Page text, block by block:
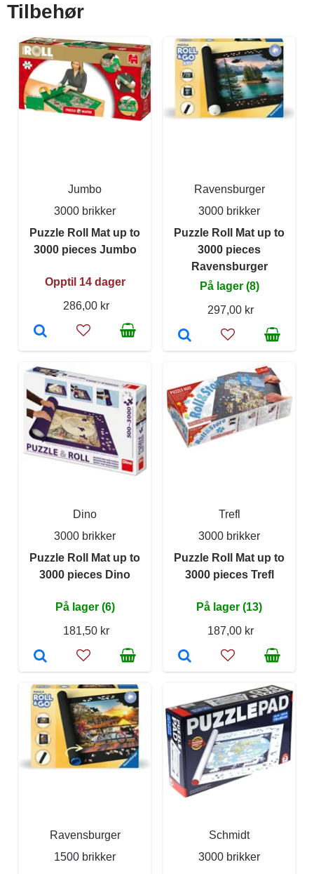
Tilbehør
Jumbo
3000 brikker
Puzzle Roll Mat up to
3000 pieces Jumbo
Opptil 14 dager
286,00 kr
Ravensburger
3000 brikker
Puzzle Roll Mat up to
3000 pieces
Ravensburger
På lager (8)
297,00 kr
Dino
3000 brikker
Puzzle Roll Mat up to
3000 pieces Dino
På lager (6)
181,50 kr
Trefl
3000 brikker
Puzzle Roll Mat up to
3000 pieces Trefl
På lager (13)
187,00 kr
Ravensburger
1500 brikker
Schmidt
3000 brikker